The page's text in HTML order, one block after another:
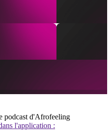
podcast d'Afrofeeling
l'application :